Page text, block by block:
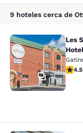
9 hoteles cerca de
Les Suites
31
Les
4.5